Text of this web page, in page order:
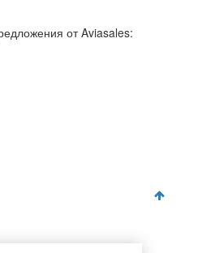
от Aviasales: